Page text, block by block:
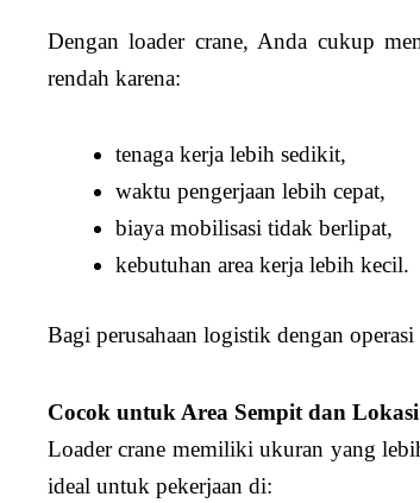
Dengan loader crane, Anda cukup
rendah karena:
tenaga kerja lebih sedikit,
waktu pengerjaan lebih cepat,
biaya mobilisasi tidak berlipat,
kebutuhan area kerja lebih kecil.
Bagi perusahaan logistik dengan
Cocok untuk Area Sempit dan
Loader crane memiliki ukuran yang
ideal untuk pekerjaan di: